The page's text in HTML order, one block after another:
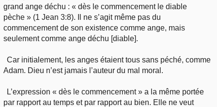
grand ange déchu : « dès le commencement le diable
pèche » (1 Jean 3:8). Il ne s’agit même pas du
commencement de son existence comme ange, mais
seulement comme ange déchu [diable].
Car initialement, les anges étaient tous sans péché, comme
Adam. Dieu n’est jamais l’auteur du mal moral.
L’expression « dès le commencement » a la même portée
par rapport au temps et par rapport au bien. Elle ne veut